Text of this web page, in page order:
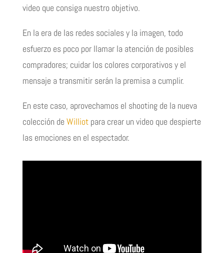
video que consiga nuestro objetivo.
En la era de las redes sociales y la imagen, todo
esfuerzo es poco por llamar la atención de posibles
compradores; cuidar los colores corporativos y el
mensaje a transmitir serán la premisa a cumplir.
En este caso, aprovechamos el shooting de la nueva
colección de Williot para crear un video que despierte
las emociones en el espectador.